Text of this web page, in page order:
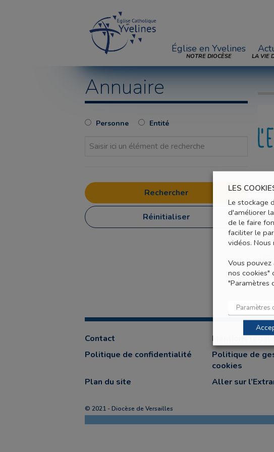
Église en Yvelines
NOTRE DIOCÈSE LA VIE
Annuaire
Personne Entité
Réinitialiser
Contact
Mentions
Politique de confidentialité
Politique de
cookies
Plan du site
Aller sur
© 2021 - Diocèse de Versailles
LES
Le stockage
d'améliorer
de le faire
faciliter le
vidéos. Nous
Vous
nos cookies"
"Paramètres
Paramètres